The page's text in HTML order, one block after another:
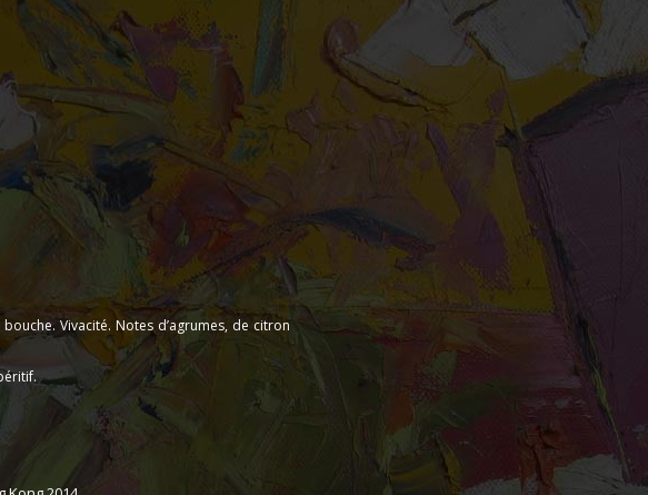
Vivacité. Notes d’agrumes, de citron